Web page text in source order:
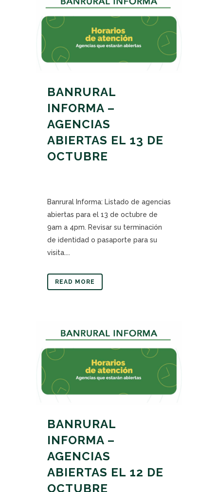
BANRURAL
INFORMA –
AGENCIAS
ABIERTAS EL 13 DE
OCTUBRE
Banrural Informa: Listado de agencias
abiertas para el 13 de octubre de
9am a 4pm. Revisar su terminación
de identidad o pasaporte para su
visita....
READ MORE
BANRURAL
INFORMA –
AGENCIAS
ABIERTAS EL 12 DE
OCTUBRE